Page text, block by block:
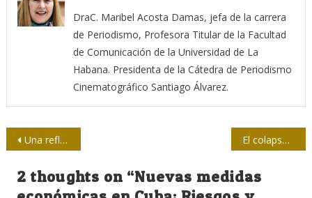
DraC. Maribel Acosta Damas, jefa de la carrera
de Periodismo, Profesora Titular de la Facultad
de Comunicación de la Universidad de La
Habana. Presidenta de la Cátedra de Periodismo
Cinematográfico Santiago Álvarez.
Navegación
de
Una reflexión contra el terrorismo El colapso
2 thoughts on “Nuevas medidas